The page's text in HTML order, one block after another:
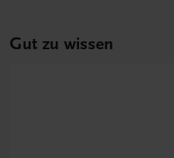
Gut zu wissen